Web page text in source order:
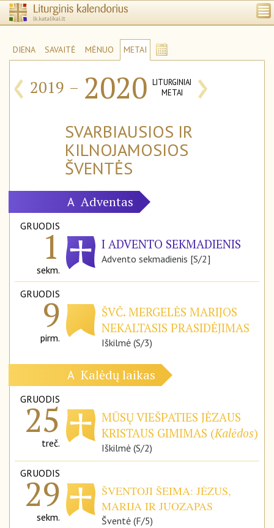
DIENA SAVAITĖ MĖNUO METAI
‹ 2019 – 2020 LITURGINIAI
METAI
›
SVARBIAUSIOS IR
KILNOJAMOSIOS
ŠVENTĖS
A Adventas
GRUODIS
1
sekm.
I ADVENTO SEKMADIENIS
Advento sekmadienis [S/2]
GRUODIS
9
pirm.
ŠVČ. MERGELĖS MARIJOS
NEKALTASIS PRASIDĖJIMAS
Iškilmė (S/3)
A Kalėdų laikas
GRUODIS
25
treč.
MŪSŲ VIEŠPATIES JĖZAUS
KRISTAUS GIMIMAS (Kalėdos)
Iškilmė (S/2)
GRUODIS
29
sekm.
ŠVENTOJI ŠEIMA: JĖZUS,
MARIJA IR JUOZAPAS
Šventė (F/5)